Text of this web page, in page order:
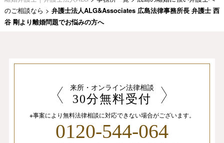
のご相談なら > 弁護士法人ALG&Associates 広島法律事務所長 弁護士 西
谷 剛より離婚問題でお悩みの方へ
来所・オンライン法律相談
30分無料受付
※事案により無料法律相談に対応できない場合がございます。
0120-544-064